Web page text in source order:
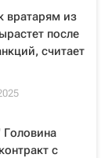
вратарям из
после
считает
с